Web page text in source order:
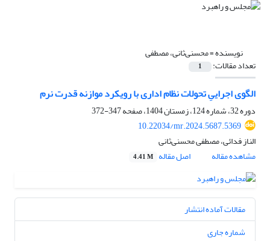
نویسنده =محسنی‌ثانی، مصطفی
تعداد مقالات: 1
الگوی اجراییِ تحولات نظام اداری با رویکرد موازنه قدرت نرم
دوره 32، شماره 124، زمستان 1404، صفحه
347-372
10.22034/mr.2024.5687.5369
الناز فدائی، مصطفی محسنی‌ثانی
مشاهده مقاله
اصل مقاله 4.41 M
مقالات آماده انتشار
شماره جاری